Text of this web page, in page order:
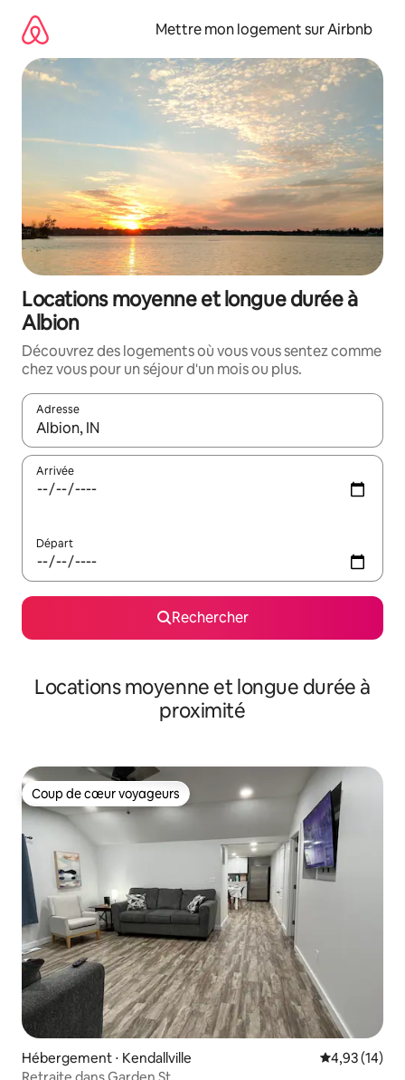
directement
contenu
Mettre mon logement sur Airbnb
Locations moyenne et longue durée à
Albion
Découvrez des logements où vous vous sentez comme
chez vous pour un séjour d'un mois ou plus.
Adresse
Lorsque les résultats s'affichent, utilisez les flèches vers le
Arrivée
Départ
Rechercher
Locations moyenne et longue durée à
proximité
Coup de cœur voyageurs
Coup de cœur voyageurs
Hébergement ⋅ Kendallville Évaluation
4,93 (14)